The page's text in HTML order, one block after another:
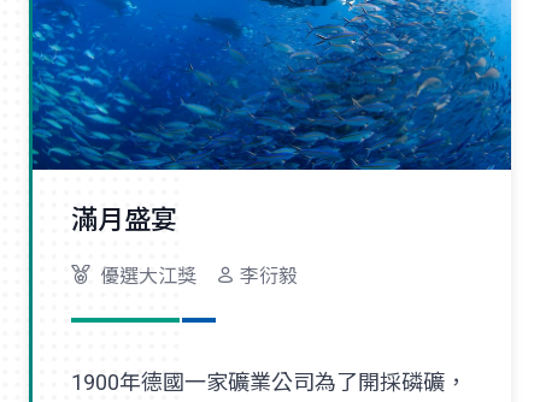
滿月盛宴
優選大江獎 李衍毅
1900年德國一家礦業公司為了開採磷礦，